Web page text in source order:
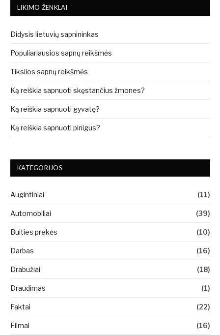
LIKIMO ŽENKLAI
Didysis lietuvių sapnininkas
Populiariausios sapnų reikšmės
Tikslios sapnų reikšmės
Ką reiškia sapnuoti skęstančius žmones?
Ką reiškia sapnuoti gyvatę?
Ką reiškia sapnuoti pinigus?
KATEGORIJOS
Augintiniai (11)
Automobiliai (39)
Buities prekės (10)
Darbas (16)
Drabužiai (18)
Draudimas (1)
Faktai (22)
Filmai (16)